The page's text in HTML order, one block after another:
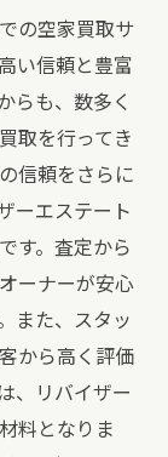
の空家買取サ
い信頼と豊富
らも、数多く
取を行ってき
信頼をさらに
ーエステート
す。査定から
ーナーが安心
また、スタッ
から高く評価
、リバイザー
料となりま